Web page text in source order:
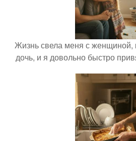
Жизнь свела меня с женщиной,
дочь, и я довольно быстро